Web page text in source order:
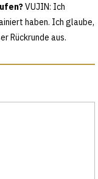
VUJIN: Ich
haben. Ich glaube,
Rückrunde aus.